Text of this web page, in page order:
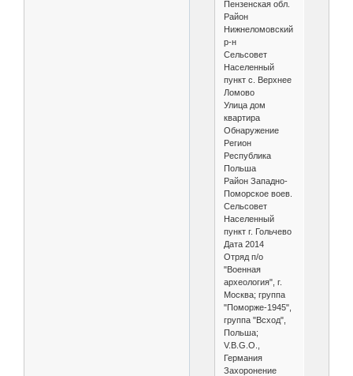
Пензенская обл.
Район
Нижнеломовский
р-н
Сельсовет
Населенный
пункт с. Верхнее
Ломово
Улица дом
квартира
Обнаружение
Регион
Республика
Польша
Район Западно-
Поморское воев.
Сельсовет
Населенный
пункт г. Гольчево
Дата 2014
Отряд п/о
"Военная
археология", г.
Москва; группа
"Поморже-1945",
группа "Всход",
Польша;
V.B.G.O.,
Германия
Захоронение